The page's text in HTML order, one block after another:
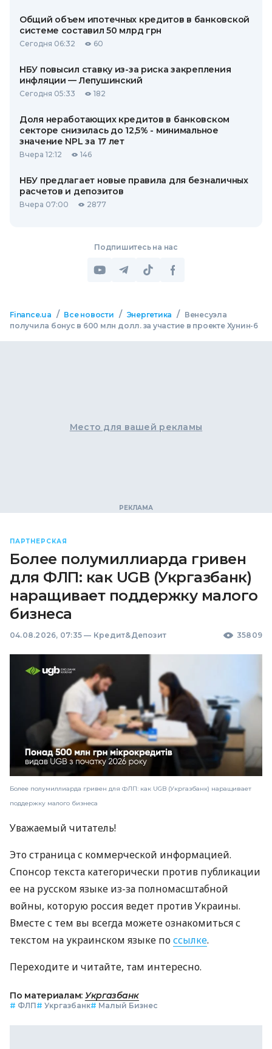
Общий объем ипотечных кредитов в банковской
системе составил 50 млрд грн
Сегодня 06:32 60
НБУ повысил ставку из-за риска закрепления
инфляции — Лепушинский
Сегодня 05:33 182
Доля неработающих кредитов в банковском
секторе снизилась до 12,5% - минимальное
значение NPL за 17 лет
Вчера 12:12 146
НБУ предлагает новые правила для безналичных
расчетов и депозитов
Вчера 07:00 2877
Подпишитесь на нас
Finance.ua / Все новости / Энергетика /
Венесуэла
получила бонус в 600 млн долл. за участие в проекте Хунин-6
Место для вашей рекламы
ПАРТНЕРСКАЯ
Более полумиллиарда гривен
для ФЛП: как UGB (Укргазбанк)
наращивает поддержку малого
бизнеса
04.08.2026, 07:35 — Кредит&Депозит 35809
Более полумиллиарда гривен для ФЛП: как UGB (Укргазбанк) наращивает
поддержку малого бизнеса
Уважаемый читатель!
Это страница с коммерческой информацией.
Спонсор текста категорически против публикации
ее на русском языке из-за полномасштабной
войны, которую россия ведет против Украины.
Вместе с тем вы всегда можете ознакомиться с
текстом на украинском языке поссылке.
Переходите и читайте, там интересно.
По материалам: Укргазбанк
# ФЛП# Укргазбанк# Малый Бизнес